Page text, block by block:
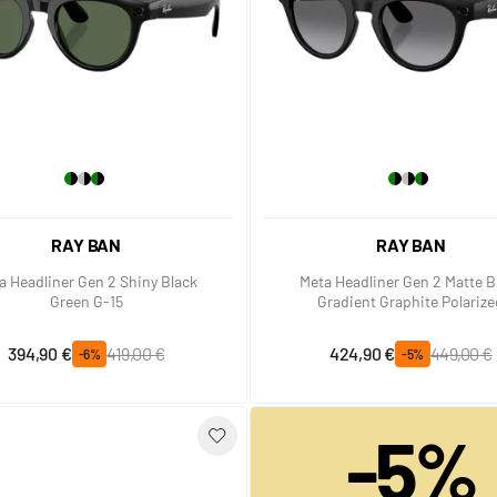
RAY BAN
Headliner Gen 2 Shiny Black
Green G-15
Prix spécial
394,90 € -6%
Prix normal
419,00 €
RAY BAN
Meta Headliner Gen 2 Matte
Gradient Graphite
Prix spécial
424,90 € -5%
Prix normal
449,00 €
-5%